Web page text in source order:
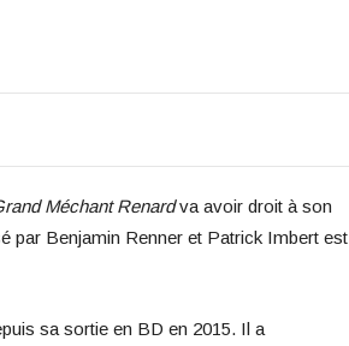
Méchant Renardva avoir droit à son
par Benjamin Renner et Patrick Imbert est
sa sortie en BD en 2015. Il a